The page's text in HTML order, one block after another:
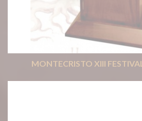
MONTECRISTO XIII